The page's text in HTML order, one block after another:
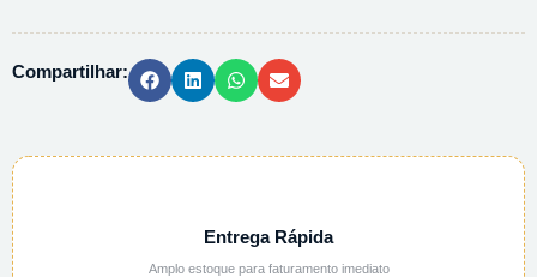
ACS
250G
quantidade
Compartilhar:
Entrega Rápida
Amplo estoque para faturamento imediato